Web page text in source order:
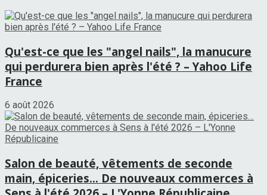
Qu'est-ce que les "angel nails", la manucure
qui perdurera bien après l'été ? – Yahoo Life
France
6 août 2026
Salon de beauté, vêtements de seconde
main, épiceries… De nouveaux commerces à